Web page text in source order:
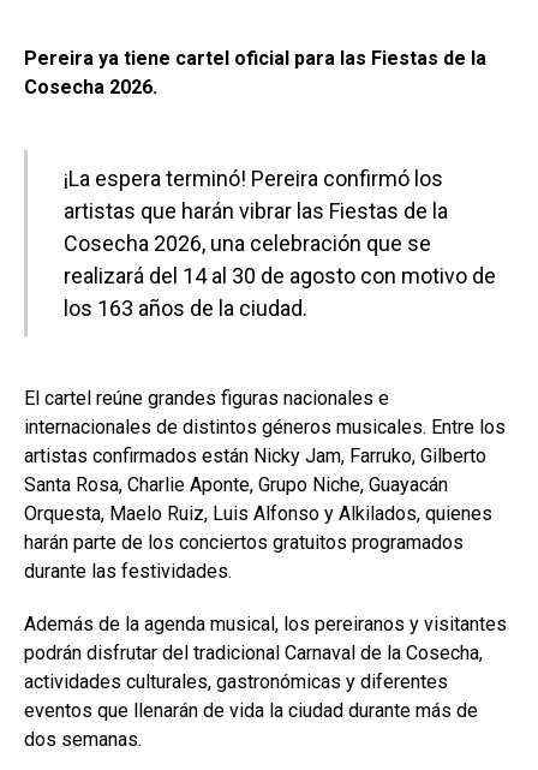
Pereira ya tiene cartel oficial para las Fiestas de la
Cosecha 2026.
¡La espera terminó! Pereira confirmó los
artistas que harán vibrar las Fiestas de la
Cosecha 2026, una celebración que se
realizará del 14 al 30 de agosto con motivo de
los 163 años de la ciudad.
El cartel reúne grandes figuras nacionales e
internacionales de distintos géneros musicales. Entre los
artistas confirmados están Nicky Jam, Farruko, Gilberto
Santa Rosa, Charlie Aponte, Grupo Niche, Guayacán
Orquesta, Maelo Ruiz, Luis Alfonso y Alkilados, quienes
harán parte de los conciertos gratuitos programados
durante las festividades.
Además de la agenda musical, los pereiranos y visitantes
podrán disfrutar del tradicional Carnaval de la Cosecha,
actividades culturales, gastronómicas y diferentes
eventos que llenarán de vida la ciudad durante más de
dos semanas.